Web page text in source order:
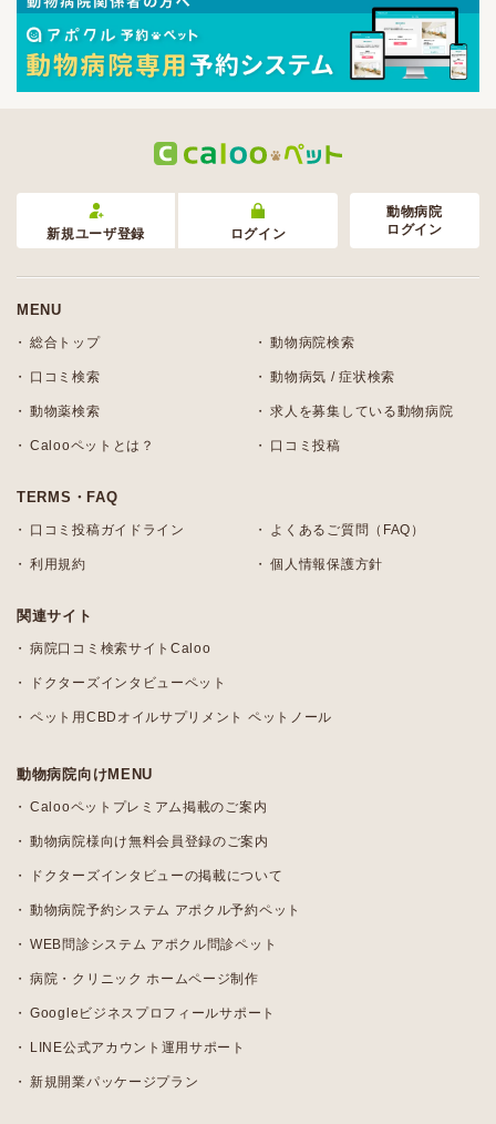
新規ユーザ登録 ログイン
動物病院
ログイン
MENU
総合トップ 動物病院検索
口コミ検索 動物病気 / 症状検索
動物薬検索 求人を募集している動物病院
Calooペットとは？ 口コミ投稿
TERMS・FAQ
口コミ投稿ガイドライン よくあるご質問（FAQ）
利用規約 個人情報保護方針
関連サイト
病院口コミ検索サイトCaloo
ドクターズインタビューペット
ペット用CBDオイルサプリメント ペットノール
動物病院向けMENU
Calooペットプレミアム掲載のご案内
動物病院様向け無料会員登録のご案内
ドクターズインタビューの掲載について
動物病院予約システム アポクル予約ペット
WEB問診システム アポクル問診ペット
病院・クリニック ホームページ制作
Googleビジネスプロフィールサポート
LINE公式アカウント運用サポート
新規開業パッケージプラン